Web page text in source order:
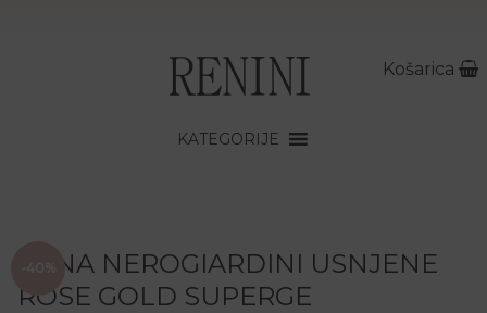
Košarica
KATEGORIJE
CANA NEROGIARDINI USNJENE
ROSE GOLD SUPERGE